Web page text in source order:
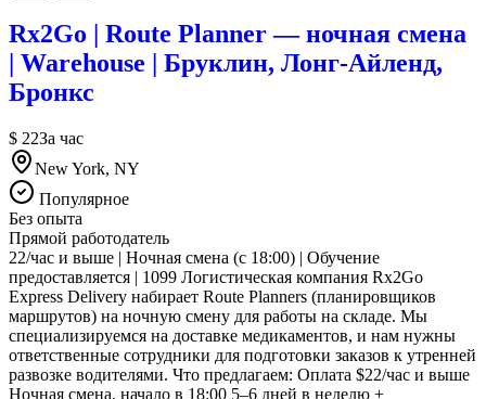
Rx2Go | Route Planner — ночная смена
| Warehouse | Бруклин, Лонг-Айленд,
Бронкс
$ 22За час
New York, NY
Популярное
Без опыта
Прямой работодатель
22/час и выше | Ночная смена (с 18:00) | Обучение
предоставляется | 1099 Логистическая компания Rx2Go
Express Delivery набирает Route Planners (планировщиков
маршрутов) на ночную смену для работы на складе. Мы
специализируемся на доставке медикаментов, и нам нужны
ответственные сотрудники для подготовки заказов к утренней
развозке водителями. Что предлагаем: Оплата $22/час и выше
Ночная смена, начало в 18:00 5–6 дней в неделю +